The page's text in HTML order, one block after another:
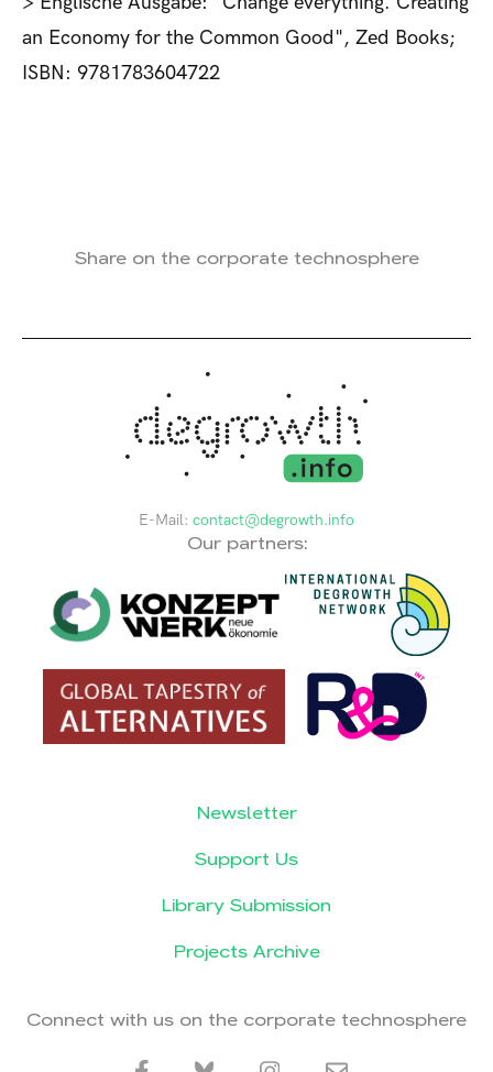
an Economy for the Common Good", Zed Books;
ISBN: 9781783604722
Share on the corporate technosphere
E-Mail: contact@degrowth.info
Our partners:
Newsletter
Support Us
Library Submission
Projects Archive
Connect with us on the corporate technosphere